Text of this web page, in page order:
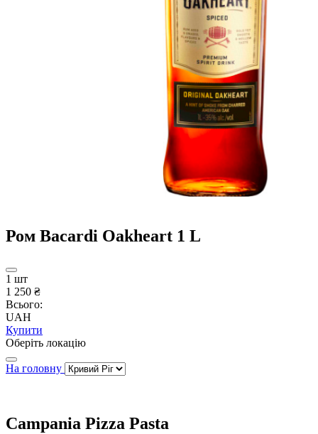
Ром Bacardi Oakheart 1 L
1 шт
1 250 ₴
Всього:
UAH
Купити
Оберіть локацію
На головну
Campania Pizza Pasta